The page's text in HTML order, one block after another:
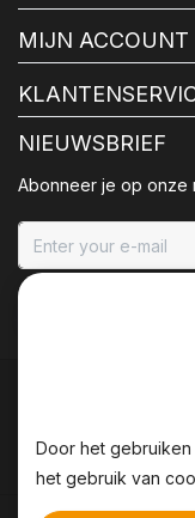
MIJN ACCOUNT
NIEUWSBRIEF
Abonneer je op onze
Door het
het gebruik van